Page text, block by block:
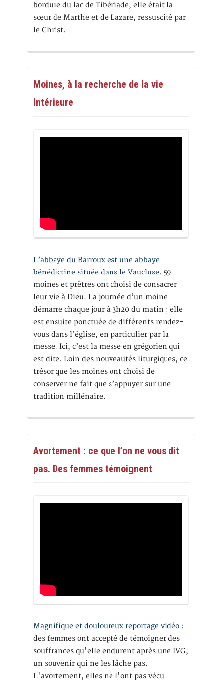
bordure du lac de Tibériade, elle était la
sœur de Marthe et de Lazare, ressuscité par
le Christ.
Moines, à la recherche de la vie
intérieure
L’abbaye du Barroux est une abbaye
bénédictine située dans le Vaucluse. 59
moines et prêtres ont choisi de consacrer
leur vie à Dieu. La journée d’un moine
démarre chaque jour à 3h20 du matin ; elle
est ensuite ponctuée de différents rendez-
vous dans l’église, en particulier par la
messe. Ici, c’est la messe en grégorien qui
est dite. Loin des nouveautés liturgiques, ce
trésor que les moines ont choisi de
conserver ne fait que s’appuyer sur une
tradition millénaire.
Avortement : ce que l’on ne vous dit
pas. Des femmes témoignent
Magnifique et douloureux reportage vidéo :
des femmes ont accepté de témoigner des
souffrances qu'elle endurent après une IVG,
un souvenir qui ne les lâche pas.
L'avortement, elles ne l'ont pas vécu